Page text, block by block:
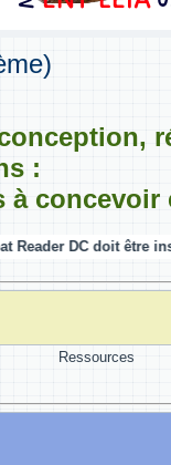
:
à concevoir
DC doit être
Ressources